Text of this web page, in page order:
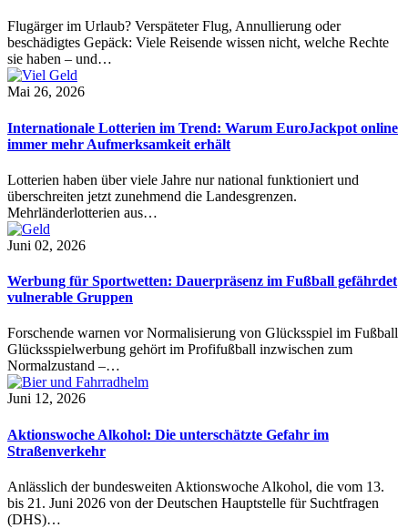
Flugärger im Urlaub? Verspäteter Flug, Annullierung oder
beschädigtes Gepäck: Viele Reisende wissen nicht, welche Rechte
sie haben – und…
Mai 26, 2026
Internationale Lotterien im Trend: Warum EuroJackpot online
immer mehr Aufmerksamkeit erhält
Lotterien haben über viele Jahre nur national funktioniert und
überschreiten jetzt zunehmend die Landesgrenzen.
Mehrländerlotterien aus…
Juni 02, 2026
Werbung für Sportwetten: Dauerpräsenz im Fußball gefährdet
vulnerable Gruppen
Forschende warnen vor Normalisierung von Glücksspiel im Fußball
Glücksspielwerbung gehört im Profifußball inzwischen zum
Normalzustand –…
Juni 12, 2026
Aktionswoche Alkohol: Die unterschätzte Gefahr im
Straßenverkehr
Anlässlich der bundesweiten Aktionswoche Alkohol, die vom 13.
bis 21. Juni 2026 von der Deutschen Hauptstelle für Suchtfragen
(DHS)…